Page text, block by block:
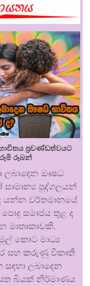
ප්‍රචණ්ඩත්වයට
රූබන්
ලබාදෙන ඖෂධ
පුද්ගලයන්
යන්න වර්තමානයේ
සමාජය තුළ ද
කොට මාධ්‍ය
සහ කරුණු විකෘති
ලබාදෙන
බියක් නිර්මාණය